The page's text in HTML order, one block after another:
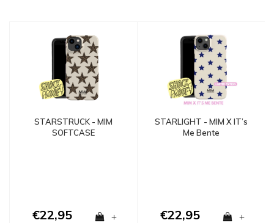
STARSTRUCK - MIM
SOFTCASE
€22,95 +
STARLIGHT - MIM X IT’s
Me Bente
€22,95 +